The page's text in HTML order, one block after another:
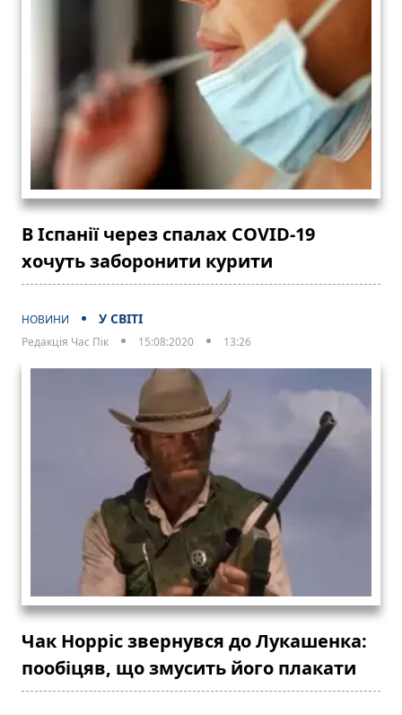
В Іспанії через спалах COVID-19
хочуть заборонити курити
НОВИНИ У СВІТІ
Редакція Час Пік 15:08:2020 13:26
Чак Норріс звернувся до Лукашенка:
пообіцяв, що змусить його плакати